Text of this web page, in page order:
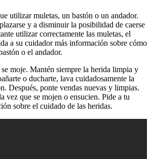
utilizar muletas, un bastón o un andador.
y a disminuir la posibilidad de caerse
utilizar correctamente las muletas, el
a su cuidador más información sobre cómo
o el andador.
moje. Mantén siempre la herida limpia y
o ducharte, lava cuidadosamente la
Después, ponte vendas nuevas y limpias.
vez que se mojen o ensucien. Pide a tu
sobre el cuidado de las heridas.